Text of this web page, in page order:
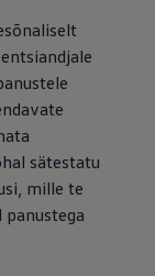
sätestatu
mille te